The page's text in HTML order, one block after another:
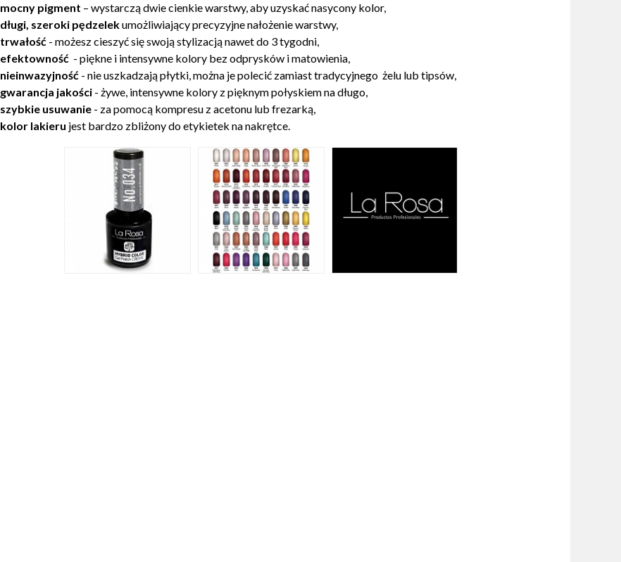
mocny pigment – wystarczą dwie cienkie warstwy, aby uzyskać nasycony kolor,
długi, szeroki pędzelekumożliwiający precyzyjne nałożenie warstwy,
trwałość - możesz cieszyć się swoją stylizacją nawet do 3 tygodni,
efektowność - piękne i intensywne kolory bez odprysków i matowienia,
nieinwazyjność - nie uszkadzają płytki, można je polecić zamiast tradycyjnego żelu lub tipsów,
gwarancja jakości - żywe, intensywne kolory z pięknym połyskiem na długo,
szybkie usuwanie - za pomocą kompresu z acetonu lub frezarką,
kolor lakieru jest bardzo zbliżony do etykietek na nakrętce.